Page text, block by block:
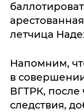
летчица
Напомним,
в
ВГТРК, после
следствия,